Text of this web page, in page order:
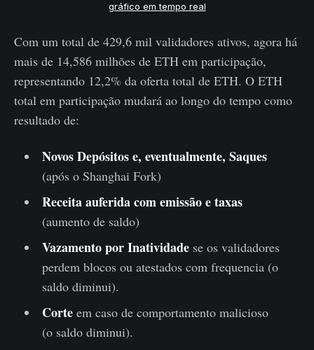
gráfico em tempo real
Com um total de 429,6 mil validadores ativos, agora há
mais de 14,586 milhões de ETH em participação,
representando 12,2% da oferta total de ETH. O ETH
total em participação mudará ao longo do tempo como
resultado de:
Novos Depósitos e, eventualmente, Saques
(após o Shanghai Fork)
Receita auferida com emissão e taxas
(aumento de saldo)
Vazamento por Inatividadese os validadores
perdem blocos ou atestados com frequencia (o
saldo diminui).
Corte em caso de comportamento malicioso
(o saldo diminui).